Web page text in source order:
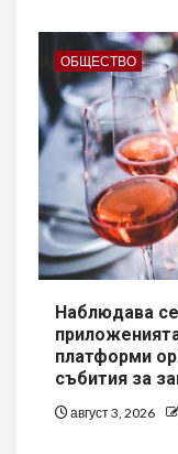
ОБЩЕСТВО
Наблюдава
платформи
събития за
август 3, 2026